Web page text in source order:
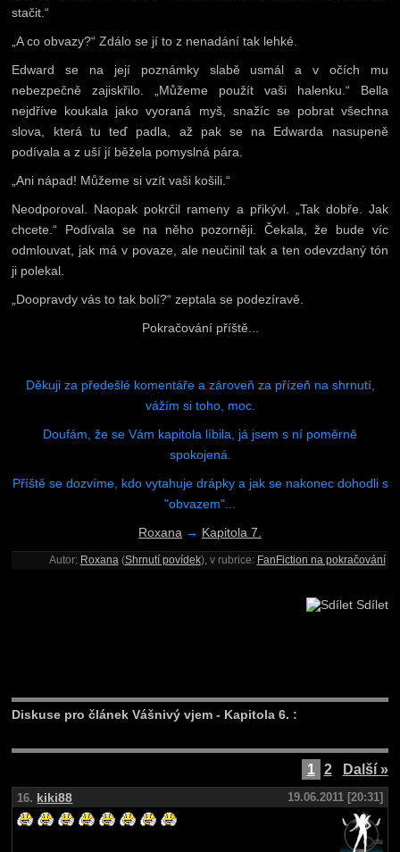
stačit.“
„A co obvazy?“ Zdálo se jí to z nenadání tak lehké.
Edward se na její poznámky slabě usmál a v očích mu
nebezpečně zajiskřilo. „Můžeme použít vaši halenku.“ Bella
nejdříve koukala jako vyoraná myš, snažíc se pobrat všechna
slova, která tu teď padla, až pak se na Edwarda nasupeně
podívala a z uší jí běžela pomyslná pára.
„Ani nápad! Můžeme si vzít vaši košili.“
Neodporoval. Naopak pokrčil rameny a přikývl. „Tak dobře. Jak
chcete.“ Podívala se na něho pozorněji. Čekala, že bude víc
odmlouvat, jak má v povaze, ale neučinil tak a ten odevzdaný tón
ji polekal.
„Doopravdy vás to tak bolí?“ zeptala se podezíravě.
Pokračování příště...
Děkuji za předešlé komentáře a zároveň za přízeň na shrnutí,
vážím si toho, moc.
Doufám, že se Vám kapitola líbila, já jsem s ní poměrně
spokojená.
Příště se dozvíme, kdo vytahuje drápky a jak se nakonec dohodli s
"obvazem"...
Roxana → Kapitola 7.
Autor: Roxana(Shrnutí povídek), v rubrice: FanFiction na pokračování
Sdílet
Diskuse pro článek Vášnivý vjem - Kapitola 6. :
1 2 Další »
16. kiki88 19.06.2011 [20:31]